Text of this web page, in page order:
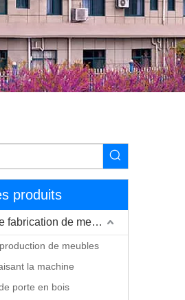
produits
Machine de fabrication de meubles
de meubles
la machine
porte en bois